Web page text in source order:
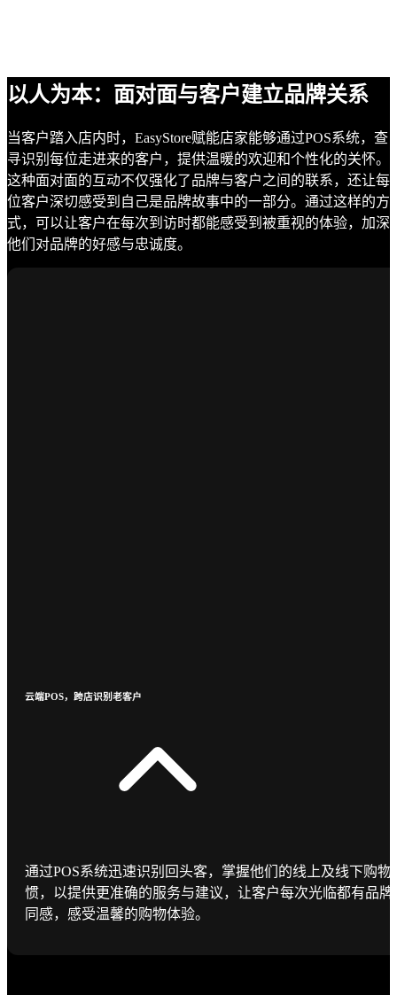
以人为本：面对面与客户建立品牌关系
当客户踏入店内时，EasyStore赋能店家能够通过POS系统，查
寻识别每位走进来的客户，提供温暖的欢迎和个性化的关怀。
这种面对面的互动不仅强化了品牌与客户之间的联系，还让每
位客户深切感受到自己是品牌故事中的一部分。通过这样的方
式，可以让客户在每次到访时都能感受到被重视的体验，加深
他们对品牌的好感与忠诚度。
云端POS，跨店识别老客户
通过POS系统迅速识别回头客，掌握他们的线上及线下购物
惯，以提供更准确的服务与建议，让客户每次光临都有品牌
同感，感受温馨的购物体验。